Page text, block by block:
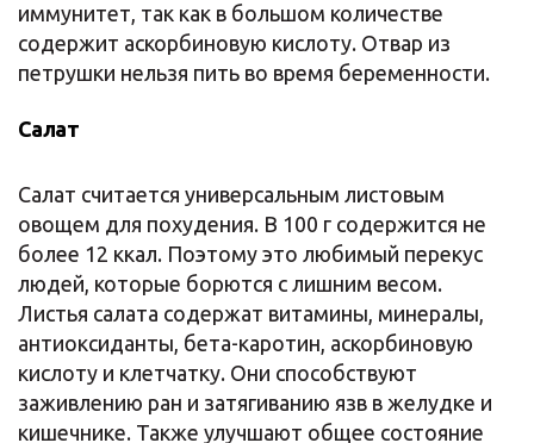
иммунитет, так как в большом количестве
содержит аскорбиновую кислоту. Отвар из
петрушки нельзя пить во время беременности.
Салат
Салат считается универсальным листовым
овощем для похудения. В 100 г содержится не
более 12 ккал. Поэтому это любимый перекус
людей, которые борются с лишним весом.
Листья салата содержат витамины, минералы,
антиоксиданты, бета-каротин, аскорбиновую
кислоту и клетчатку. Они способствуют
заживлению ран и затягиванию язв в желудке и
кишечнике. Также улучшают общее состояние